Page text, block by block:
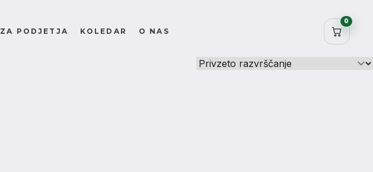
ZA PODJETJA KOLEDAR O NAS
0